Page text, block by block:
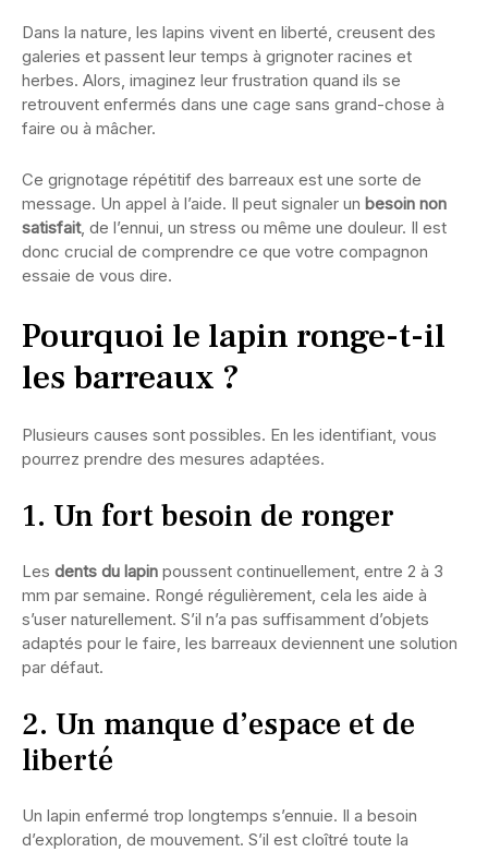
Dans la nature, les lapins vivent en liberté, creusent des
galeries et passent leur temps à grignoter racines et
herbes. Alors, imaginez leur frustration quand ils se
retrouvent enfermés dans une cage sans grand-chose à
faire ou à mâcher.
Ce grignotage répétitif des barreaux est une sorte de
message. Un appel à l’aide. Il peut signaler un besoin non
satisfait, de l’ennui, un stress ou même une douleur. Il est
donc crucial de comprendre ce que votre compagnon
essaie de vous dire.
Pourquoi le lapin ronge-t-il
les barreaux ?
Plusieurs causes sont possibles. En les identifiant, vous
pourrez prendre des mesures adaptées.
1. Un fort besoin de ronger
Les dents du lapin poussent continuellement, entre 2 à 3
mm par semaine. Rongé régulièrement, cela les aide à
s’user naturellement. S’il n’a pas suffisamment d’objets
adaptés pour le faire, les barreaux deviennent une solution
par défaut.
2. Un manque d’espace et de
liberté
Un lapin enfermé trop longtemps s’ennuie. Il a besoin
d’exploration, de mouvement. S’il est cloîtré toute la